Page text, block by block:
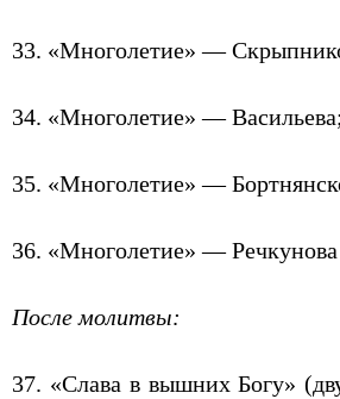
33. «Многолетие» —
34. «Многолетие» — Васильева;
35. «Многолетие» —
36. «Многолетие» — Речкунова
После молитвы:
37. «Слава в вышних Богу»